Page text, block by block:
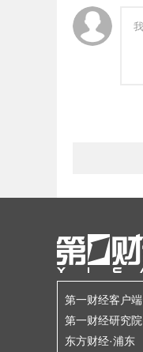
第一财经客户端
第一财经研究院
东方财经·浦东